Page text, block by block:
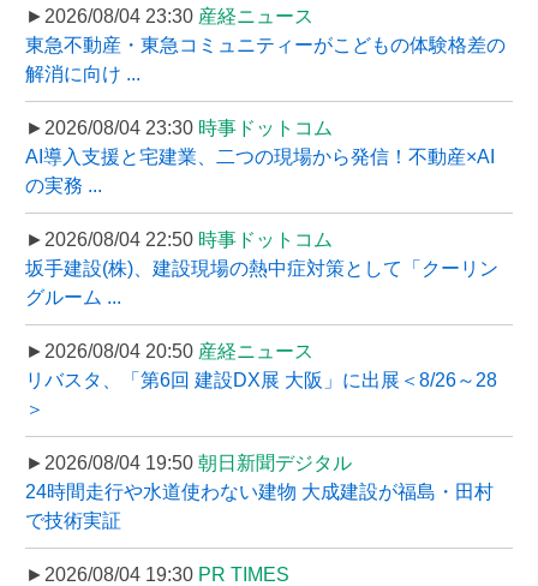
►2026/08/04 23:30 産経ニュース
東急不動産・東急コミュニティーがこどもの体験格差の
解消に向け ...
►2026/08/04 23:30 時事ドットコム
AI導入支援と宅建業、二つの現場から発信！不動産×AI
の実務 ...
►2026/08/04 22:50 時事ドットコム
坂手建設(株)、建設現場の熱中症対策として「クーリン
グルーム ...
►2026/08/04 20:50 産経ニュース
リバスタ、「第6回 建設DX展 大阪」に出展＜8/26～28
＞
►2026/08/04 19:50 朝日新聞デジタル
24時間走行や水道使わない建物 大成建設が福島・田村
で技術実証
►2026/08/04 19:30 PR TIMES